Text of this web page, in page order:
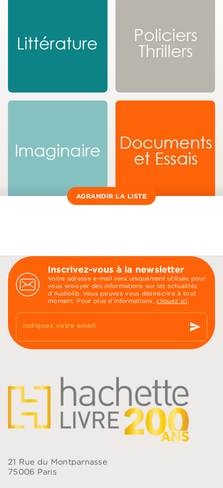
AGRANDIR LA LISTE
Inscrivez-vous à la newsletter
Votre adresse e-mail sera uniquement utilisée pour
vous envoyer des informations sur les actualités
d'Audiolib. Vous pouvez vous désinscrire à tout
moment. Pour plus d’informations,cliquez ici .
Indiquez votre email send
21 Rue du Montparnasse
75006 Paris